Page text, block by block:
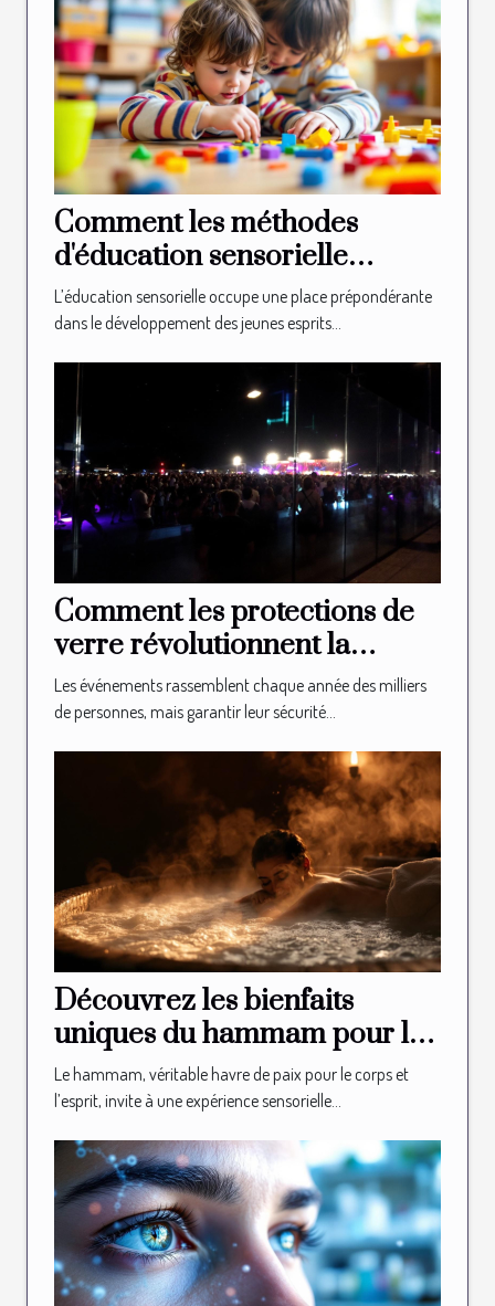
Comment les méthodes
d'éducation sensorielle
façonnent-elles les jeunes
esprits ?
L’éducation sensorielle occupe une place prépondérante
dans le développement des jeunes esprits...
Comment les protections de
verre révolutionnent la
sécurité des événements ?
Les événements rassemblent chaque année des milliers
de personnes, mais garantir leur sécurité...
Découvrez les bienfaits
uniques du hammam pour la
relaxation
Le hammam, véritable havre de paix pour le corps et
l’esprit, invite à une expérience sensorielle...